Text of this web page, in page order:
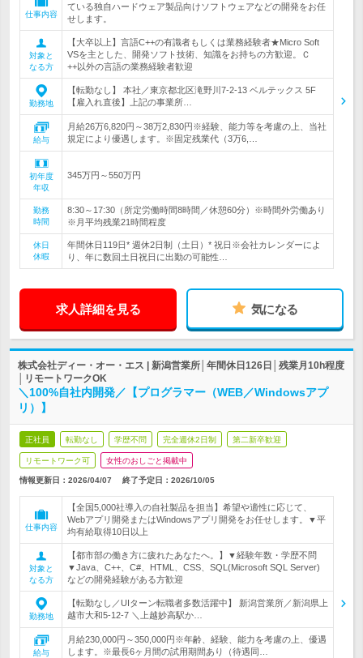
仕事内容
ている独自ハードウェア製品向けソフトウェアなどの開発をお任
せします。
対象と
なる方
【大卒以上】言語C++の有識者もしくは業務経験者★Micro Soft
VSを主とした、開発ソフト技術、知識をお持ちの方歓迎。Ｃ
++以外の言語の業務経験者歓迎
勤務地
【転勤なし】 本社／東京都北区滝野川7-2-13 ベルテックス 5F
【雇入れ直後】上記の事業所…
給与
月給26万6,820円～38万2,830円※経験、能力等を考慮の上、当社
規定により優遇します。※固定残業代（3万6,…
初年度
年収
345万円～550万円
勤務
時間
8:30～17:30（所定労働時間8時間／休憩60分）※時間外労働あり
※月平均残業21時間程度
休日
休暇
年間休日119日* 週休2日制（土日）* 祝日※会社カレンダーによ
り、年に数回土日祝日に出勤の可能性…
求人詳細を見る 気になる
株式会社ディー・オー・エス | 新潟営業所│年間休日126日│残業月10h程度
│リモートワークOK
＼100%自社内開発／【プログラマー（WEB／Windowsアプ
リ）】
正社員 転勤なし 学歴不問 完全週休2日制 第二新卒歓迎
リモートワーク可 女性のおしごと掲載中
情報更新日：2026/04/07 終了予定日： 2026/10/05
仕事内容
【全国5,000社導入の自社製品を担当】希望や適性に応じて、
Webアプリ開発またはWindowsアプリ開発をお任せします。▼平
均有給取得10日以上
対象と
なる方
【都市部の働き方に疲れたあなたへ。】▼経験年数・学歴不問
▼Java、C++、C#、HTML、CSS、SQL(Microsoft SQL Server)
などの開発経験がある方歓迎
勤務地
【転勤なし／UIターン転職者多数活躍中】 新潟営業所／新潟県上
越市大和5-12-7 ＼上越妙高駅か…
給与
月給230,000円～350,000円※年齢、経験、能力を考慮の上、優遇
します。※最長6ヶ月間の試用期間あり（待遇同…